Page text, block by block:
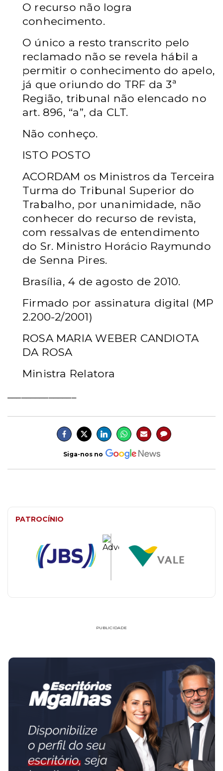
O recurso não logra
conhecimento.
O único a resto transcrito pelo
reclamado não se revela hábil a
permitir o conhecimento do apelo,
já que oriundo do TRF da 3ª
Região, tribunal não elencado no
art. 896, “a”, da CLT.
Não conheço.
ISTO POSTO
ACORDAM os Ministros da Terceira
Turma do Tribunal Superior do
Trabalho, por unanimidade, não
conhecer do recurso de revista,
com ressalvas de entendimento
do Sr. Ministro Horácio Raymundo
de Senna Pires.
Brasília, 4 de agosto de 2010.
Firmado por assinatura digital (MP
2.200-2/2001)
ROSA MARIA WEBER CANDIOTA
DA ROSA
Ministra Relatora
Siga-nos no
PATROCÍNIO
PUBLICIDADE